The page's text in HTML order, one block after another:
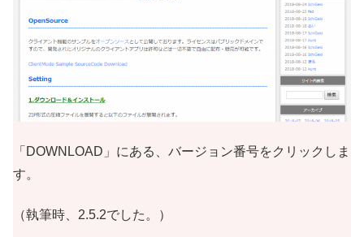
「DOWNLOAD」にある、バージョン番号をクリックしま
す。
（執筆時、2.5.2でした。）